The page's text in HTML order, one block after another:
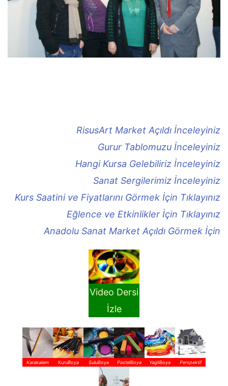
RisusArt Market Açıldı İnceleyiniz
Gurur Tablomuzu İnceleyiniz
Hangi Kursa Gelebiliriz İnceleyiniz
Sanat Sergilerimiz İnceleyiniz
Kurs Saatini ve Fiyatlarını Görmek İçin Tıklayınız
Eğlence ve Etkinlikler İçin Tıklayınız
Anadolu Sanat Market Açıldı Görmek İçin
Video Dersi
İzle
Karakalem KuruBoya SuluBoya PastelBoya YagliBoya Perspektif